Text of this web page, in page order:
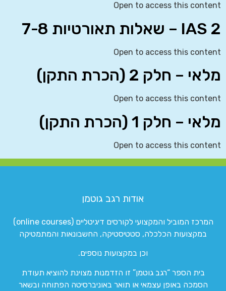
Open to access this content
IAS 2 – שאלות תאורטיות 7-8
Open to access this content
מלאי – חלק 2 (הכרת התקן)
Open to access this content
מלאי – חלק 1 (הכרת התקן)
Open to access this content
אודות רגב גוטמן
המרכז המוביל והמקצועי לקורסים דיגיטליים (online courses)
במקצועות הכלכלה, סטטיסטיקה, החשבונאות והמתמטיקה
וכן במקצועות נוספים.
בית הספר “רגב גוטמן” זו הזדמנות מצוינת להוציא תעודת
הסמכה באופן עצמאי או תואר באוניברסיטה הפתוחה ובשאר